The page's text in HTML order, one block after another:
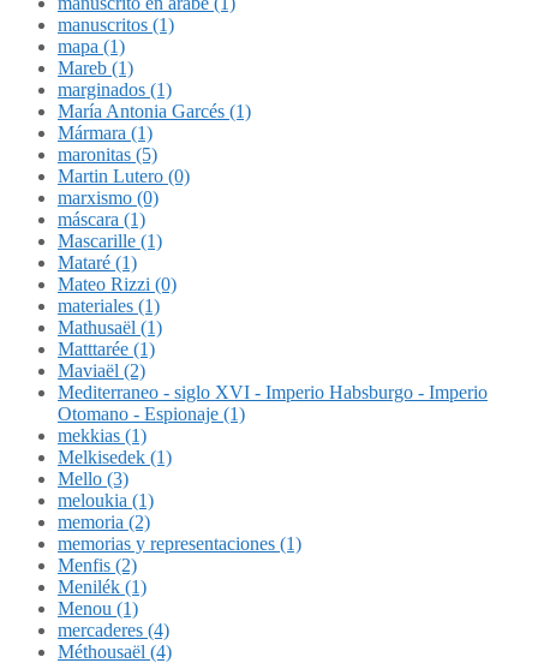
manuscritos (1)
mapa (1)
Mareb (1)
marginados (1)
María Antonia Garcés (1)
Mármara (1)
maronitas (5)
Martin Lutero (0)
marxismo (0)
máscara (1)
Mascarille (1)
Mataré (1)
Mateo Rizzi (0)
materiales (1)
Mathusaël (1)
Matttarée (1)
Maviaël (2)
Mediterraneo - siglo XVI - Imperio Habsburgo - Imperio
Otomano - Espionaje (1)
mekkias (1)
Melkisedek (1)
Mello (3)
meloukia (1)
memoria (2)
memorias y representaciones (1)
Menfis (2)
Menilék (1)
Menou (1)
mercaderes (4)
Méthousaël (4)